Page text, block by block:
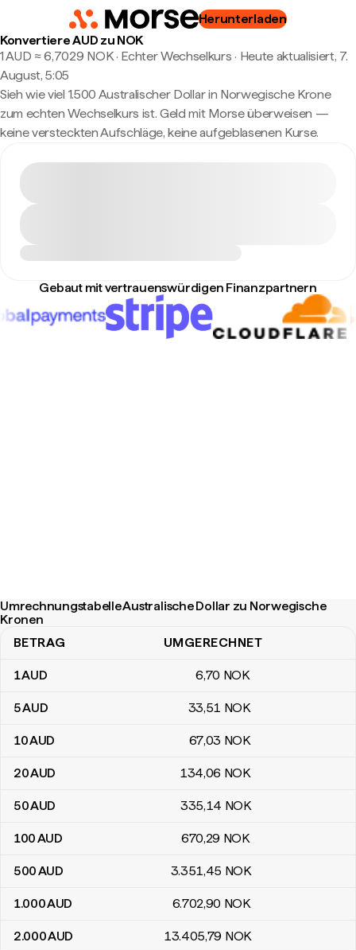
Herunterladen
Konvertiere AUD zu NOK
1 AUD ≈ 6,7029 NOK · Echter Wechselkurs · Heute aktualisiert, 7.
August, 5:05
Sieh wie viel 1.500 Australischer Dollar in Norwegische Krone
zum echten Wechselkurs ist. Geld mit Morse überweisen —
keine versteckten Aufschläge, keine aufgeblasenen Kurse.
Gebaut mit vertrauenswürdigen Finanzpartnern
Umrechnungstabelle Australische Dollar zu Norwegische
Kronen
Umrechnungstabelle Australische Dollar zu Norwegische Kronen
BETRAG UMGERECHNET
1AUD 6,70 NOK
5AUD 33,51 NOK
10AUD 67,03 NOK
20AUD 134,06 NOK
50AUD 335,14 NOK
100AUD 670,29 NOK
500AUD 3.351,45 NOK
1.000AUD 6.702,90 NOK
2.000AUD 13.405,79 NOK